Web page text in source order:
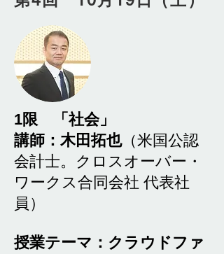
​1限 「社会」
講師：木田拓也（米国公認
会計士。クロスオーバー・
ワークス合同会社 代表社
員）
授業テーマ：クラウドファ